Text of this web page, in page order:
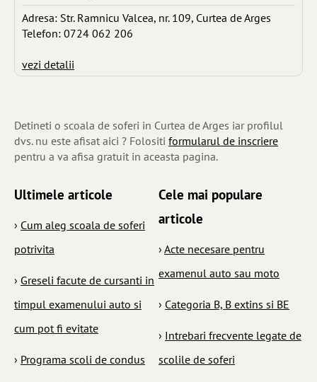
Adresa: Str. Ramnicu Valcea, nr. 109, Curtea de Arges
Telefon: 0724 062 206
vezi detalii
Detineti o scoala de soferi in Curtea de Arges iar profilul
dvs. nu este afisat aici ? Folositi formularul de inscriere
pentru a va afisa gratuit in aceasta pagina.
Ultimele articole
› Cum aleg scoala de soferi
potrivita
› Greseli facute de cursanti in
timpul examenului auto si
cum pot fi evitate
› Programa scoli de condus
Cele mai populare
articole
› Acte necesare pentru
examenul auto sau moto
› Categoria B, B extins si BE
› Intrebari frecvente legate de
scolile de soferi